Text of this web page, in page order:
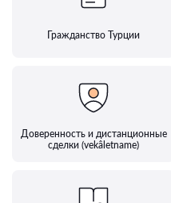
Гражданство Турции
Доверенность и дистанционные
сделки (vekâletname)